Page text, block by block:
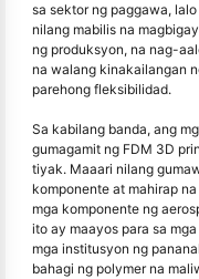
sa sektor ng paggawa,
nilang mabilis na
ng produksyon, na nag-
na walang kinakailangan
parehong fleksibilidad.
Sa kabilang banda, ang
gumagamit ng FDM 3D
tiyak. Maaari nilang
komponente at mahirap
mga komponente ng
ito ay maayos para sa
mga institusyon ng
bahagi ng polymer na